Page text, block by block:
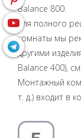
Balance 800.
Для полного
комнаты мы
другими
Balance 400),
Монтажный
т. д.) входит в